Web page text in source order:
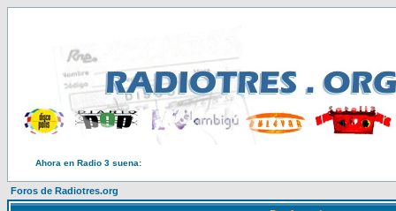
Ahora en Radio 3 suena:
Foros de Radiotres.org